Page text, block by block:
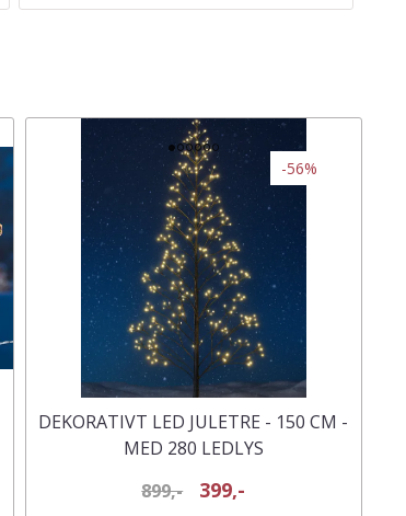
-56%
DEKORATIVT LED JULETRE - 150 CM -
MED 280 LEDLYS
899,-
399,-